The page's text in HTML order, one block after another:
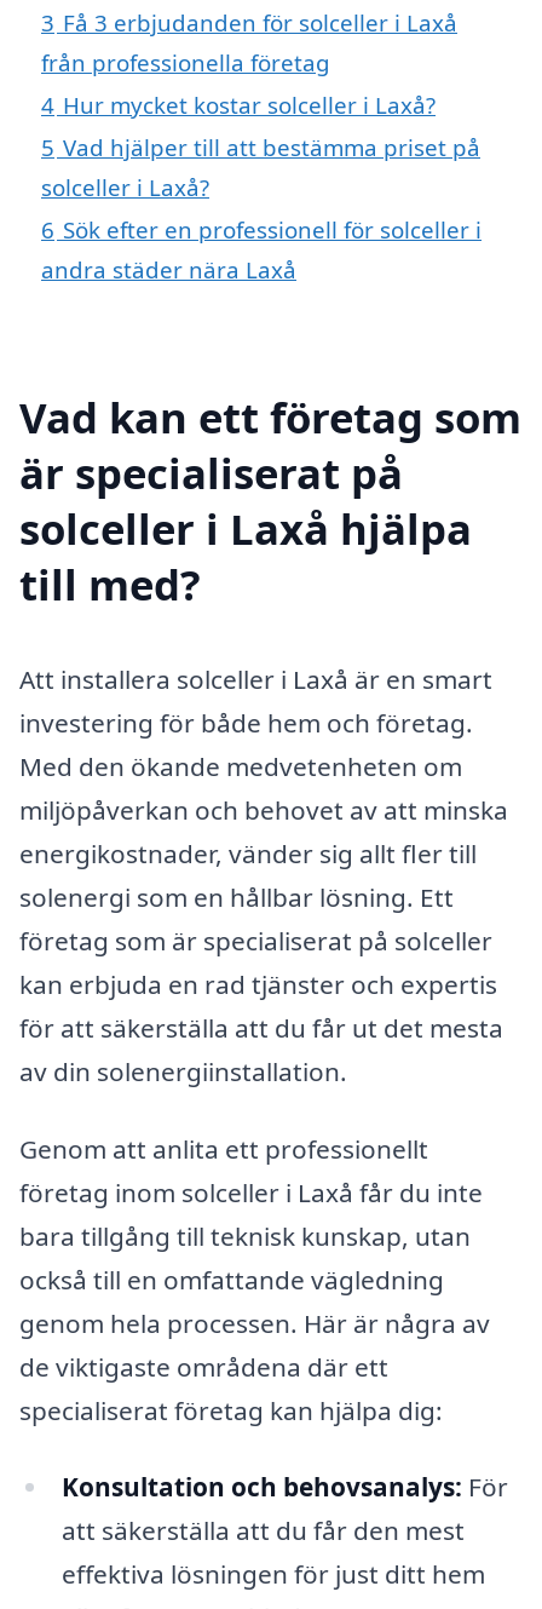
3 Få 3 erbjudanden för solceller i Laxå
från professionella företag
4 Hur mycket kostar solceller i Laxå?
5 Vad hjälper till att bestämma priset på
solceller i Laxå?
6 Sök efter en professionell för solceller i
andra städer nära Laxå
Vad kan ett företag som
är specialiserat på
solceller i Laxå hjälpa
till med?
Att installera solceller i Laxå är en smart
investering för både hem och företag.
Med den ökande medvetenheten om
miljöpåverkan och behovet av att minska
energikostnader, vänder sig allt fler till
solenergi som en hållbar lösning. Ett
företag som är specialiserat på solceller
kan erbjuda en rad tjänster och expertis
för att säkerställa att du får ut det mesta
av din solenergiinstallation.
Genom att anlita ett professionellt
företag inom solceller i Laxå får du inte
bara tillgång till teknisk kunskap, utan
också till en omfattande vägledning
genom hela processen. Här är några av
de viktigaste områdena där ett
specialiserat företag kan hjälpa dig:
Konsultation och behovsanalys: För
att säkerställa att du får den mest
effektiva lösningen för just ditt hem